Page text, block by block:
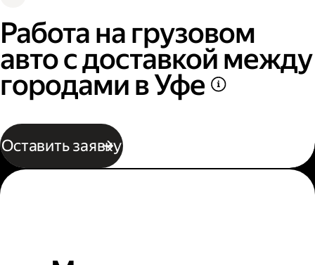
Работа на грузовом
авто с доставкой между
городами в Уфе
Оставить заявку